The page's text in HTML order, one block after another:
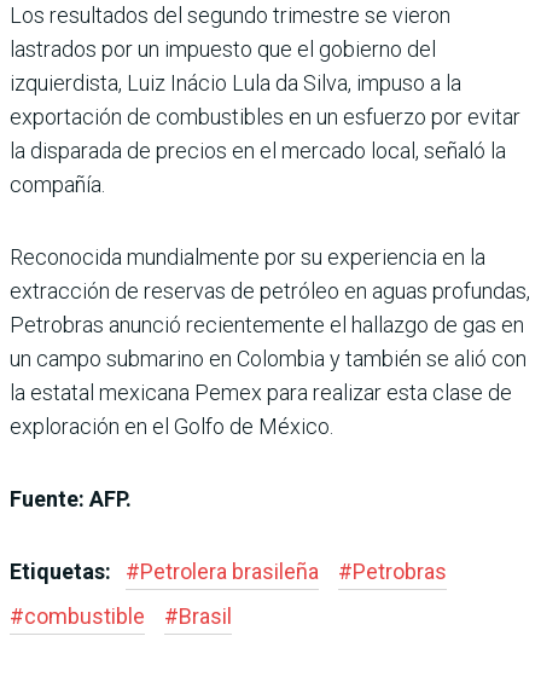
Los resultados del segundo trimestre se vieron
lastrados por un impuesto que el gobierno del
izquierdista, Luiz Inácio Lula da Silva, impuso a la
exportación de combustibles en un esfuerzo por evitar
la disparada de precios en el mercado local, señaló la
compañía.
Reconocida mundialmente por su experiencia en la
extracción de reservas de petróleo en aguas profundas,
Petrobras anunció recientemente el hallazgo de gas en
un campo submarino en Colombia y también se alió con
la estatal mexicana Pemex para realizar esta clase de
exploración en el Golfo de México.
Fuente: AFP.
Etiquetas: #Petrolera brasileña #Petrobras
#combustible #Brasil